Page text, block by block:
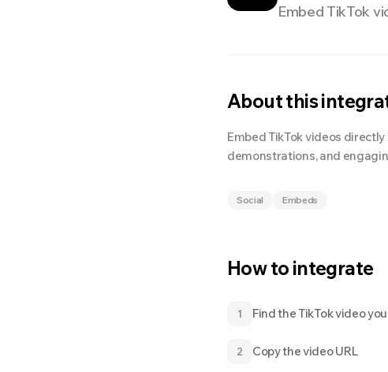
Embed TikTok
About this
Embed TikTok videos
demonstrations, and
Social Embeds
How to integrate
1 Find the TikTok video
2 Copy the video URL